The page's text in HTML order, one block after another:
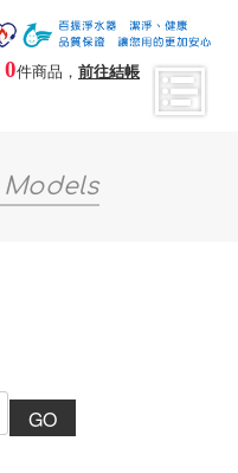
0件商品， 前往結帳
Models